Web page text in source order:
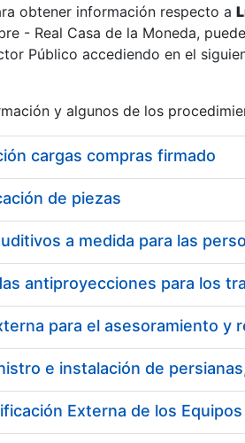
obtener información respecto a
- Real Casa de la Moneda,
Público accediendo en el
y algunos de los
cargas compras firmado
de piezas
e instalación de